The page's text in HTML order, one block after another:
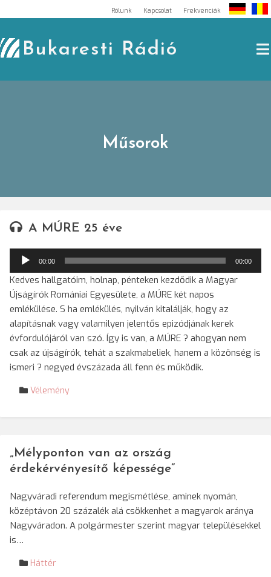
to
content
Rólunk Kapcsolat Frekvenciák
Bukaresti Rádió
Műsorok
A MÚRE 25 éve
Audió
lejátszó
00:00 00:00
Kedves hallgatóim, holnap, pénteken kezdődik a Magyar
Újságírók Romániai Egyesülete, a MÚRE két napos
emlékülése. S ha emlékülés, nyilván kitalálják, hogy az
alapításnak vagy valamilyen jelentős epizódjának kerek
évfordulójáról van szó. Így is van, a MÚRE ? ahogyan nem
csak az újságírók, tehát a szakmabeliek, hanem a közönség is
ismeri ? negyed évszázada áll fenn és működik.
Vélemény
„Mélyponton van az ország
érdekérvényesítő képessége”
Nagyváradi referendum megismétlése, aminek nyomán,
középtávon 20 százalék alá csökkenhet a magyarok aránya
Nagyváradon. A polgármester szerint magyar településekkel
is…
Háttér